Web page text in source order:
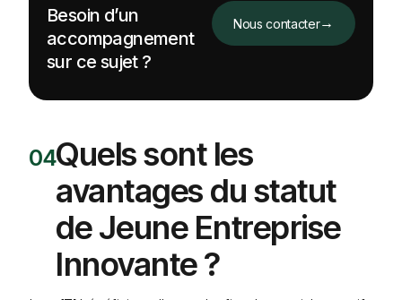
Besoin d’un
accompagnement
sur ce sujet ?
Nous contacter→
Quels sont les
avantages du statut
de Jeune Entreprise
Innovante ?